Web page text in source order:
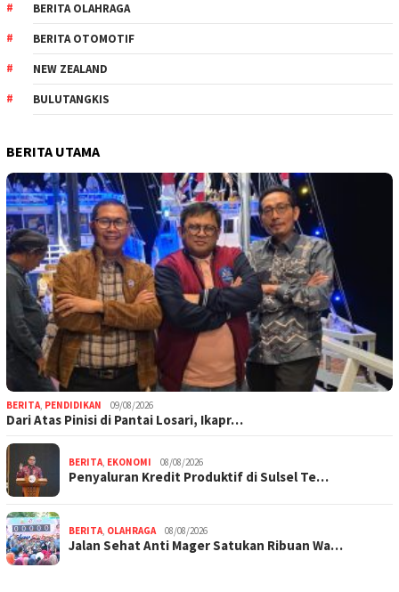
BERITA OLAHRAGA
BERITA OTOMOTIF
NEW ZEALAND
BULUTANGKIS
BERITA UTAMA
BERITA, PENDIDIKAN 09/08/2026
Dari Atas Pinisi di Pantai Losari, Ikapr…
BERITA, EKONOMI 08/08/2026
Penyaluran Kredit Produktif di Sulsel Te…
BERITA, OLAHRAGA 08/08/2026
Jalan Sehat Anti Mager Satukan Ribuan Wa…